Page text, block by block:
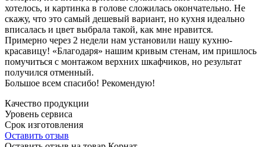
хотелось, и картинка в голове сложилась окончательно. Не
скажу, что это самый дешевый вариант, но кухня идеально
вписалась и цвет выбрала такой, как мне нравится.
Примерно через 2 недели нам установили нашу кухню-
красавицу! «Благодаря» нашим кривым стенам, им пришлось
помучиться с монтажом верхних шкафчиков, но результат
получился отменный.
Большое всем спасибо! Рекомендую!
Качество продукции
Уровень сервиса
Срок изготовления
Оставить отзыв